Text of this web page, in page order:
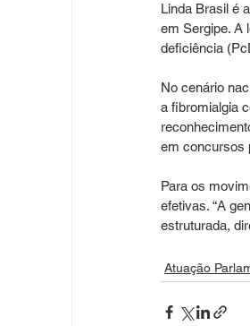
Linda Brasil é
em Sergipe. A
deficiência
No cenário
a fibromialgia
em concursos
Para os
efetivas. “A
estruturada,
Atuação